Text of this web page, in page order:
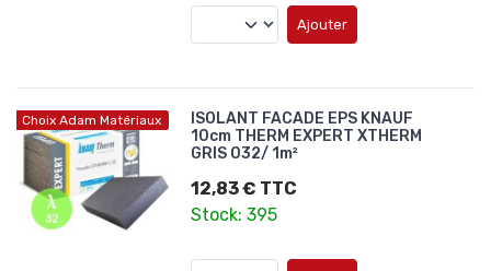
Ajouter
Choix Adam Matériaux
ISOLANT FACADE EPS KNAUF
10cm THERM EXPERT XTHERM
GRIS 032/ 1m²
12,83 € TTC
Stock: 395